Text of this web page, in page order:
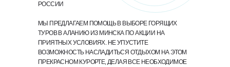
РОССИИ
МЫ ПРЕДЛАГАЕМ ПОМОЩЬ В ВЫБОРЕ ГОРЯЩИХ
ТУРОВ В АЛАНИЮ ИЗ МИНСКА ПО АКЦИИ НА
ПРИЯТНЫХ УСЛОВИЯХ. НЕ УПУСТИТЕ
ВОЗМОЖНОСТЬ НАСЛАДИТЬСЯ ОТДЫХОМ НА ЭТОМ
ПРЕКРАСНОМ КУРОРТЕ, ДЕЛАЯ ВСЕ НЕОБХОДИМОЕ